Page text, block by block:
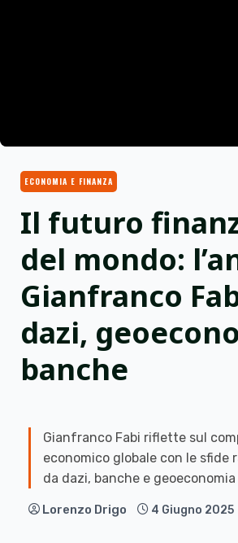
ECONOMIA E FINANZA
Il futuro
del mondo:
Gianfranco
dazi,
banche
Gianfranco Fabi riflette sul
economico globale con le sfide
da dazi, banche e geoeconomia
Lorenzo Drigo 4 Giugno 2025